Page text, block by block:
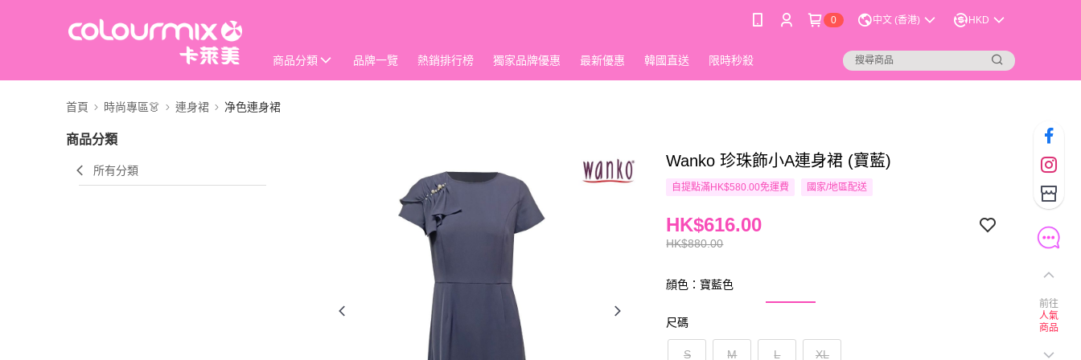
0 中文 (香港) HKD
商品分類 品牌一覽 熱銷排行榜 獨家品牌優惠 最新優惠 韓國直送 限時秒殺
首頁 時尚專區👗 連身裙 净色連身裙
商品分類
所有分類
Wanko 珍珠飾小A連身裙 (寶藍)
自提點滿HK$580.00免運費 國家/地區配送
HK$880.00
HK$616.00
顔色：寶藍色
尺碼
S M L XL
前往
人氣
商品